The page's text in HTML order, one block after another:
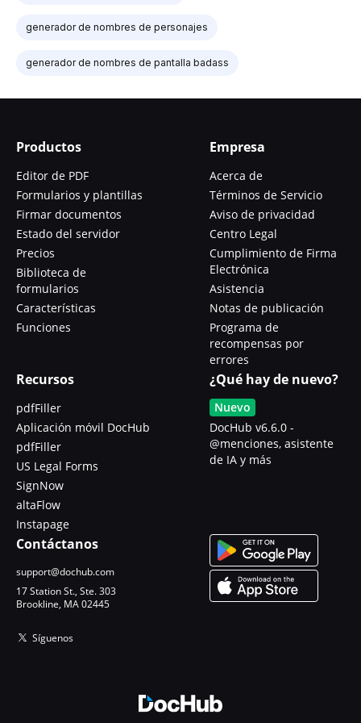
generador de nombres de personajes
generador de nombres de pantalla badass
Productos
Editor de PDF
Formularios y plantillas
Firmar documentos
Estado del servidor
Precios
Biblioteca de
formularios
Características
Funciones
Empresa
Acerca de
Términos de Servicio
Aviso de privacidad
Centro Legal
Cumplimiento de Firma
Electrónica
Asistencia
Notas de publicación
Programa de
recompensas por
errores
Recursos
pdfFiller
Aplicación móvil DocHub
pdfFiller
US Legal Forms
SignNow
altaFlow
Instapage
¿Qué hay de nuevo?
Nuevo
DocHub v6.6.0 -
@menciones, asistente
de IA y más
Contáctanos
support@dochub.com
17 Station St., Ste. 303
Brookline, MA 02445
Síguenos